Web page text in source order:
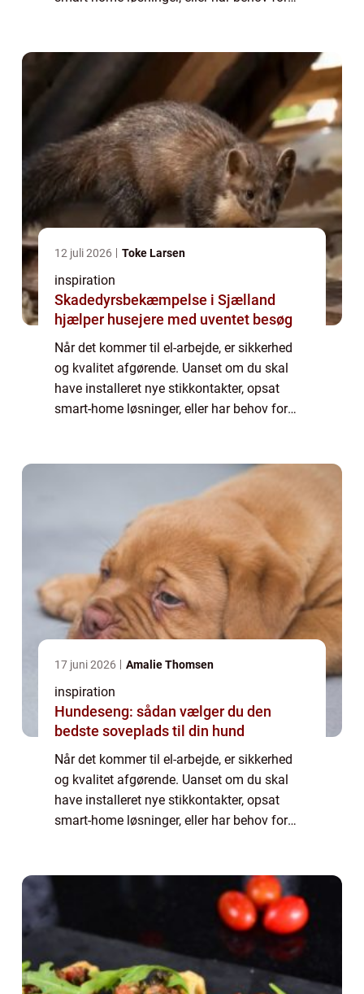
12 juli 2026 Toke Larsen
inspiration
Skadedyrsbekæmpelse i Sjælland
hjælper husejere med uventet besøg
Når det kommer til el-arbejde, er sikkerhed
og kvalitet afgørende. Uanset om du skal
have installeret nye stikkontakter, opsat
smart-home løsninger, eller har behov for
17 juni 2026 Amalie Thomsen
inspiration
Hundeseng: sådan vælger du den
bedste soveplads til din hund
Når det kommer til el-arbejde, er sikkerhed
og kvalitet afgørende. Uanset om du skal
have installeret nye stikkontakter, opsat
smart-home løsninger, eller har behov for